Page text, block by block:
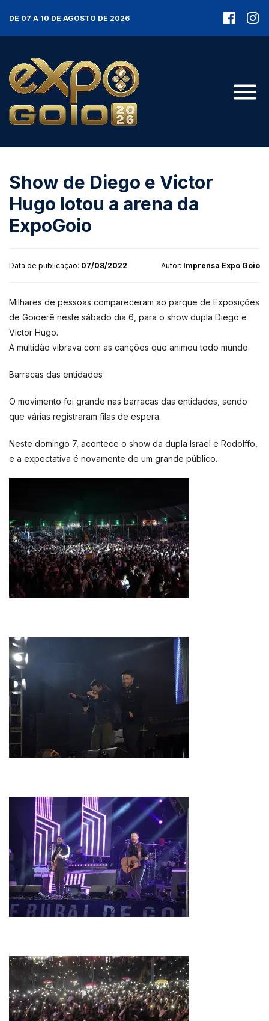
DE 07 A 10 DE AGOSTO DE 2026
Show de Diego e Victor
Hugo lotou a arena da
ExpoGoio
Data de publicação: 07/08/2022 Autor: Imprensa Expo Goio
Milhares de pessoas compareceram ao parque de Exposições
de Goioerê neste sábado dia 6, para o show dupla Diego e
Victor Hugo.
A multidão vibrava com as canções que animou todo mundo.
Barracas das entidades
O movimento foi grande nas barracas das entidades, sendo
que várias registraram filas de espera.
Neste domingo 7, acontece o show da dupla Israel e Rodolffo,
e a expectativa é novamente de um grande público.